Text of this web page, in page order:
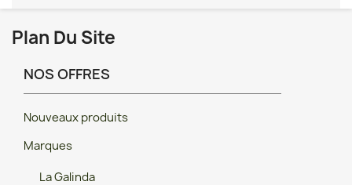
Plan Du Site
NOS OFFRES
Nouveaux produits
Marques
La Galinda